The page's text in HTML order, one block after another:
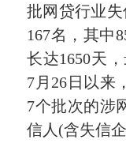
批网贷行业
167名，其中
长达1650天
7月26日以来
7个批次的涉
信人(含失信企